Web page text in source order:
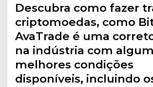
Descubra como fazer
criptomoedas, como
AvaTrade é uma
na indústria com
melhores condições
disponíveis, incluindo